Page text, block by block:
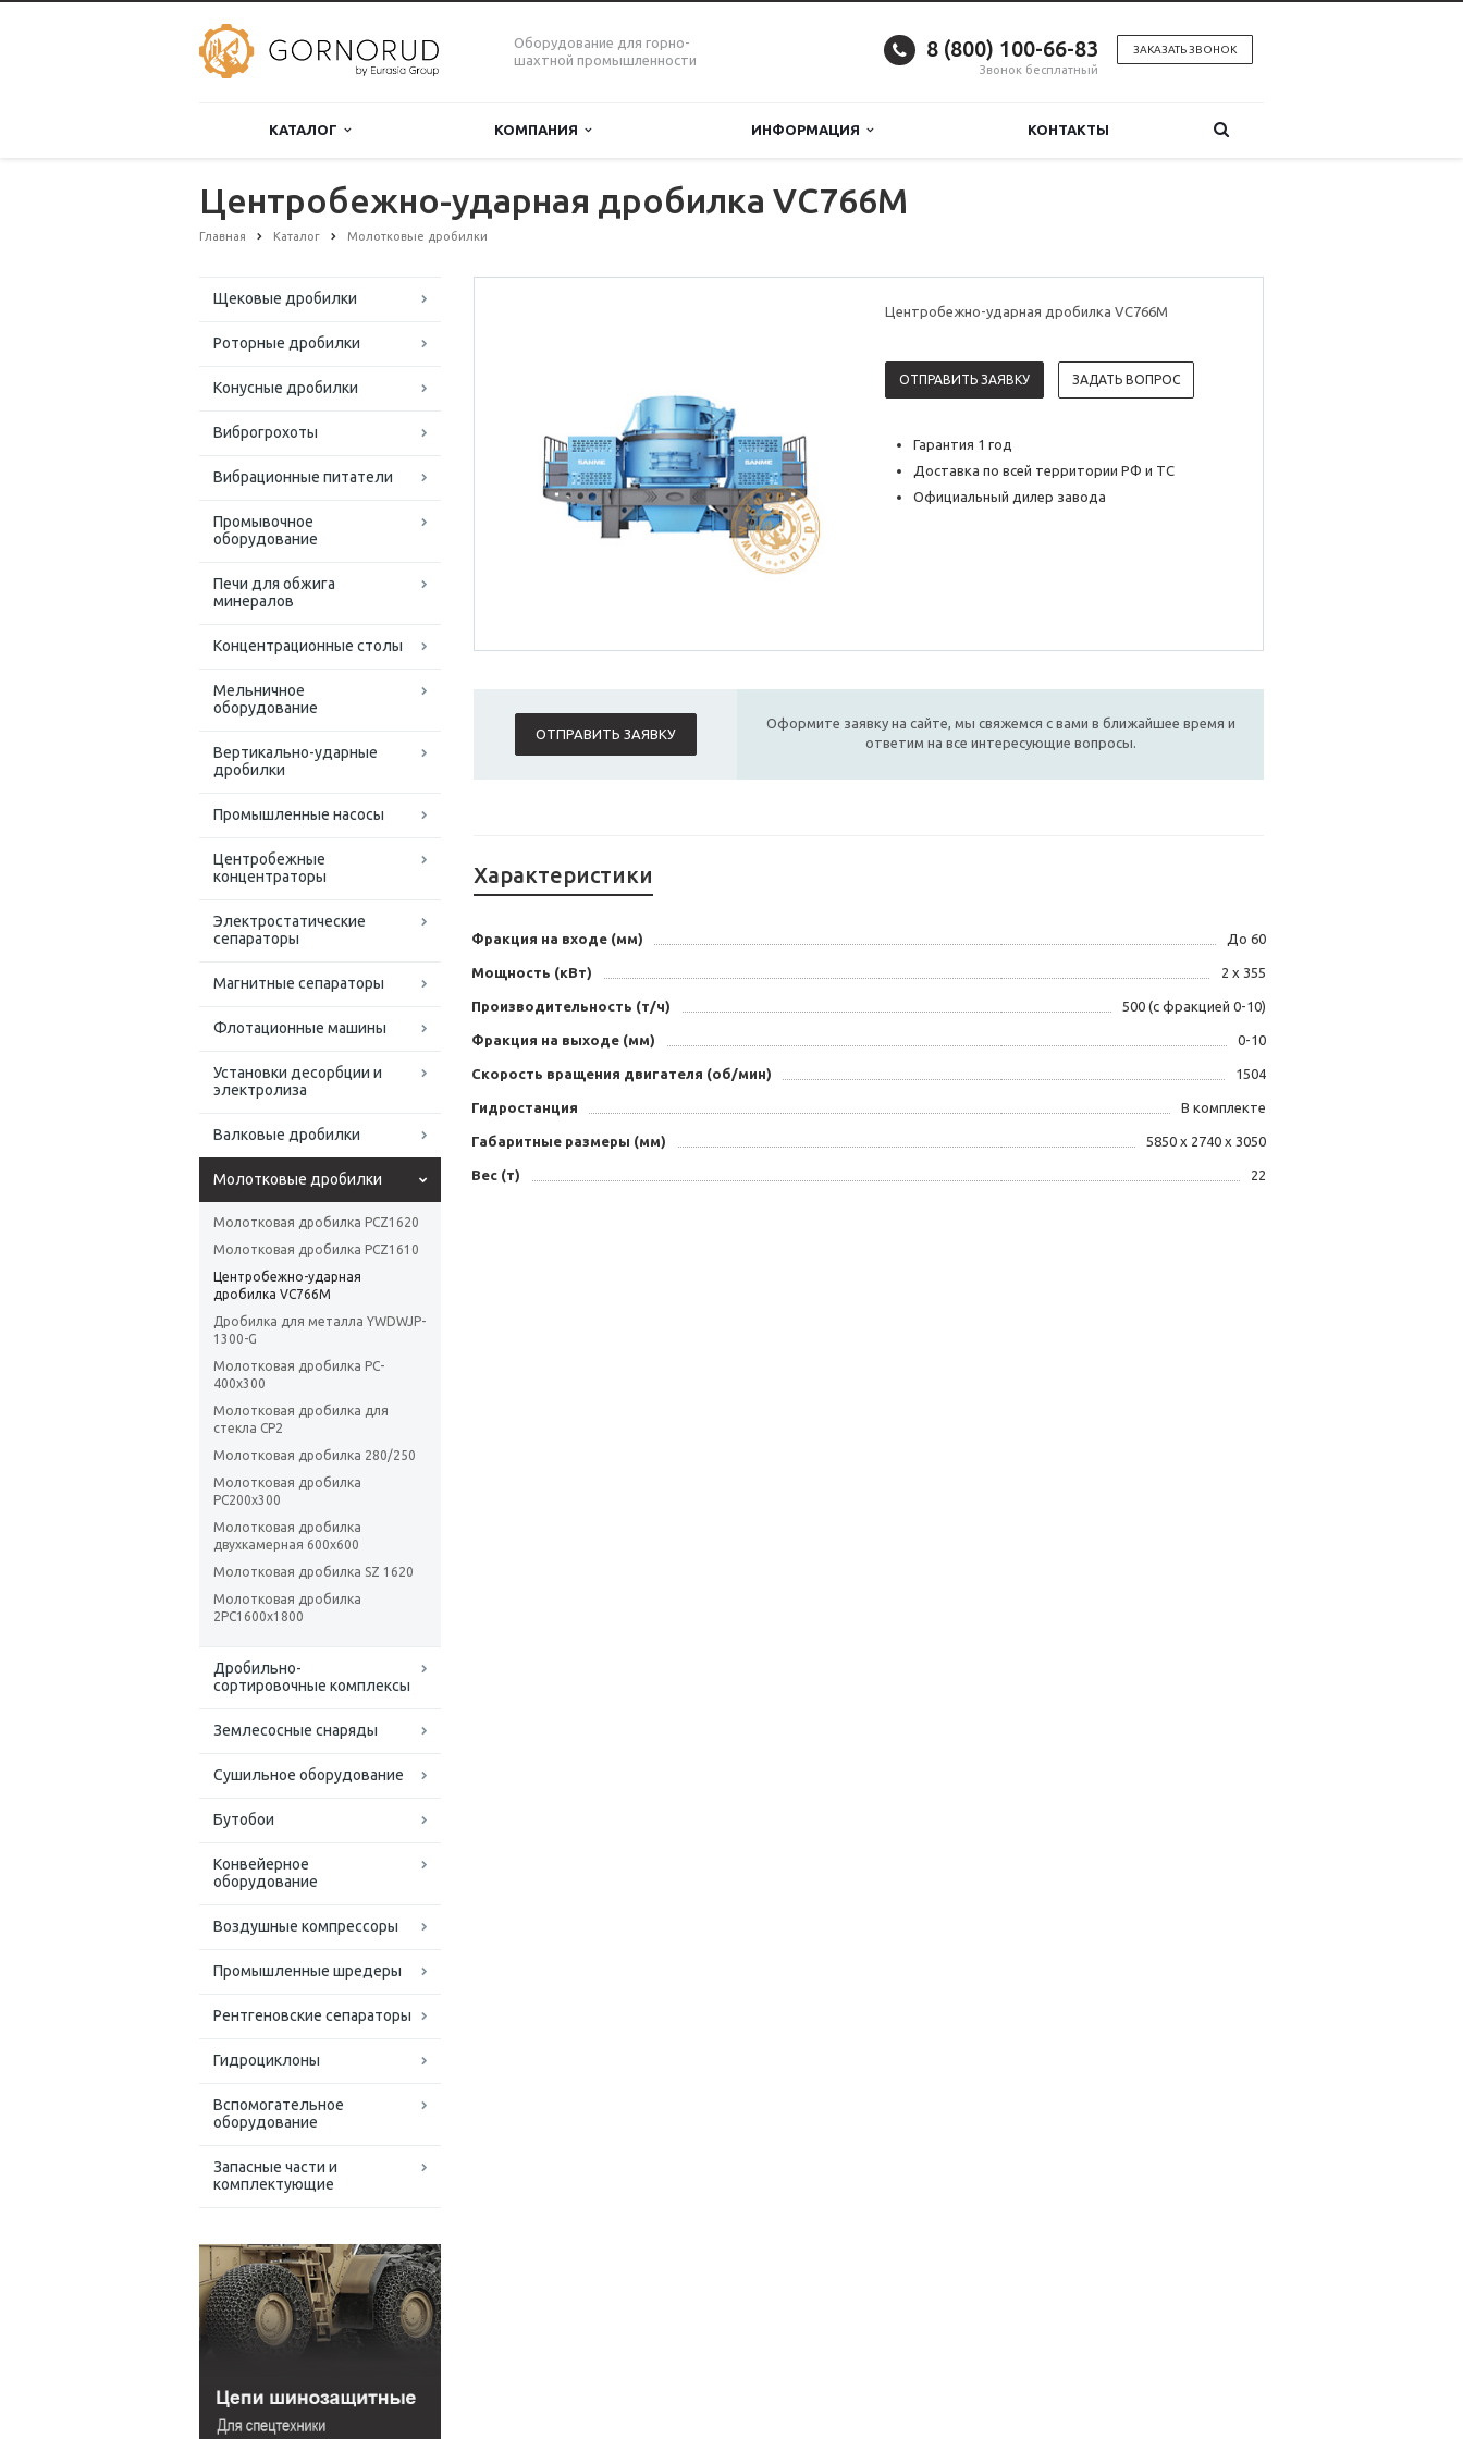
Оборудование для горно-
шахтной промышленности
ЗАКАЗАТЬ ЗВОНОК
8 (800) 100-66-83
Звонок бесплатный
КАТАЛОГ КОМПАНИЯ ИНФОРМАЦИЯ КОНТАКТЫ
Центробежно-ударная дробилка VС766M
Главная Каталог Молотковые дробилки
Щековые дробилки
Роторные дробилки
Конусные дробилки
Виброгрохоты
Вибрационные питатели
Промывочное
оборудование
Печи для обжига
минералов
Концентрационные столы
Мельничное
оборудование
Вертикально-ударные
дробилки
Промышленные насосы
Центробежные
концентраторы
Электростатические
сепараторы
Магнитные сепараторы
Флотационные машины
Установки десорбции и
электролиза
Валковые дробилки
Молотковые дробилки
Молотковая дробилка PCZ1620
Молотковая дробилка PCZ1610
Центробежно-ударная
дробилка VС766M
Дробилка для металла YWDWJP-
1300-G
Молотковая дробилка PC-
400x300
Молотковая дробилка для
стекла СР2
Молотковая дробилка 280/250
Молотковая дробилка
PC200x300
Молотковая дробилка
двухкамерная 600х600
Молотковая дробилка SZ 1620
Молотковая дробилка
2PC1600х1800
Дробильно-
сортировочные комплексы
Землесосные снаряды
Сушильное оборудование
Бутобои
Конвейерное
оборудование
Воздушные компрессоры
Промышленные шредеры
Рентгеновские сепараторы
Гидроциклоны
Вспомогательное
оборудование
Запасные части и
комплектующие
Центробежно-ударная дробилка VС766M
ОТПРАВИТЬ ЗАЯВКУ ЗАДАТЬ ВОПРОС
Гарантия 1 год
Доставка по всей территории РФ и ТС
Официальный дилер завода
ОТПРАВИТЬ ЗАЯВКУ
Оформите заявку на сайте, мы свяжемся с вами в ближайшее время и
ответим на все интересующие вопросы.
Характеристики
Фракция на входе (мм) До 60
Мощность (кВт) 2 х 355
Производительность (т/ч) 500 (с фракцией 0-10)
Фракция на выходе (мм) 0-10
Скорость вращения двигателя (об/мин) 1504
Гидростанция В комплекте
Габаритные размеры (мм) 5850 х 2740 х 3050
Вес (т) 22